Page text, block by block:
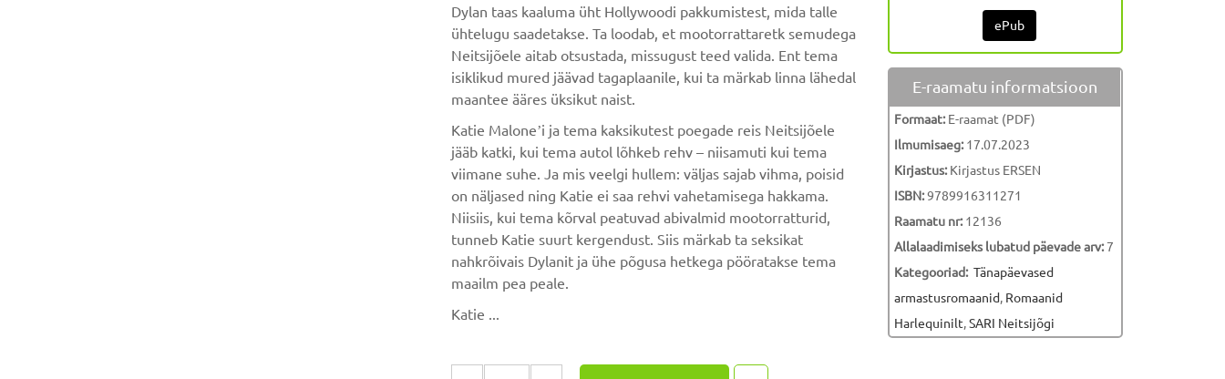
Dylan taas kaaluma üht Hollywoodi pakkumistest, mida talle
ühtelugu saadetakse. Ta loodab, et mootorrattaretk semudega
Neitsijõele aitab otsustada, missugust teed valida. Ent tema
isiklikud mured jäävad tagaplaanile, kui ta märkab linna lähedal
maantee ääres üksikut naist.
Katie Maloneʼi ja tema kaksikutest poegade reis Neitsijõele
jääb katki, kui tema autol lõhkeb rehv – niisamuti kui tema
viimane suhe. Ja mis veelgi hullem: väljas sajab vihma, poisid
on näljased ning Katie ei saa rehvi vahetamisega hakkama.
Niisiis, kui tema kõrval peatuvad abivalmid mootorratturid,
tunneb Katie suurt kergendust. Siis märkab ta seksikat
nahkrõivais Dylanit ja ühe põgusa hetkega pööratakse tema
maailm pea peale.
Katie ...
ePub
E-raamatu informatsioon
Formaat:E-raamat (PDF)
Ilmumisaeg:17.07.2023
Kirjastus:Kirjastus ERSEN
ISBN:9789916311271
Raamatu nr:12136
Allalaadimiseks lubatud päevade arv:7
Kategooriad: Tänapäevased
armastusromaanid, Romaanid
Harlequinilt,SARI Neitsijõgi